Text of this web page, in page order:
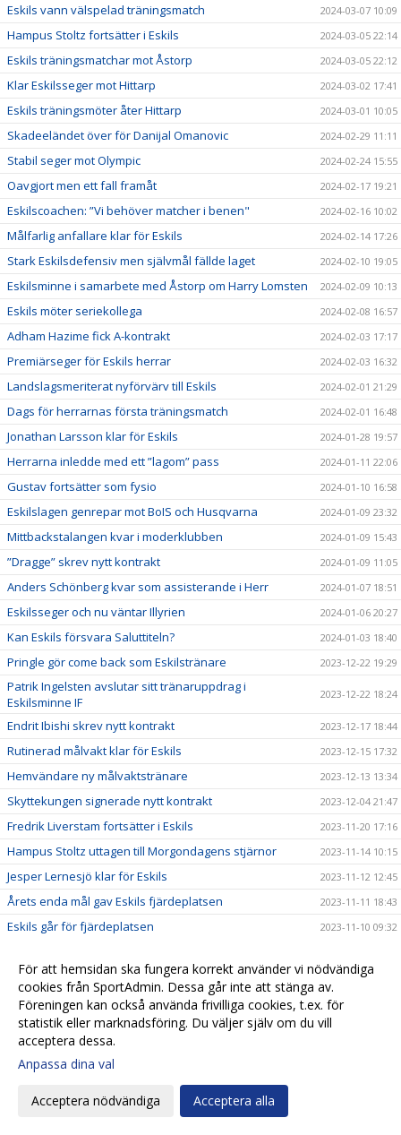
Eskils vann välspelad träningsmatch 2024-03-07 10:09
Hampus Stoltz fortsätter i Eskils 2024-03-05 22:14
Eskils träningsmatchar mot Åstorp 2024-03-05 22:12
Klar Eskilsseger mot Hittarp 2024-03-02 17:41
Eskils träningsmöter åter Hittarp 2024-03-01 10:05
Skadeeländet över för Danijal Omanovic 2024-02-29 11:11
Stabil seger mot Olympic 2024-02-24 15:55
Oavgjort men ett fall framåt 2024-02-17 19:21
Eskilscoachen: ”Vi behöver matcher i benen" 2024-02-16 10:02
Målfarlig anfallare klar för Eskils 2024-02-14 17:26
Stark Eskilsdefensiv men självmål fällde laget 2024-02-10 19:05
Eskilsminne i samarbete med Åstorp om Harry Lomsten 2024-02-09 10:13
Eskils möter seriekollega 2024-02-08 16:57
Adham Hazime fick A-kontrakt 2024-02-03 17:17
Premiärseger för Eskils herrar 2024-02-03 16:32
Landslagsmeriterat nyförvärv till Eskils 2024-02-01 21:29
Dags för herrarnas första träningsmatch 2024-02-01 16:48
Jonathan Larsson klar för Eskils 2024-01-28 19:57
Herrarna inledde med ett ”lagom” pass 2024-01-11 22:06
Gustav fortsätter som fysio 2024-01-10 16:58
Eskilslagen genrepar mot BoIS och Husqvarna 2024-01-09 23:32
Mittbackstalangen kvar i moderklubben 2024-01-09 15:43
”Dragge” skrev nytt kontrakt 2024-01-09 11:05
Anders Schönberg kvar som assisterande i Herr 2024-01-07 18:51
Eskilsseger och nu väntar Illyrien 2024-01-06 20:27
Kan Eskils försvara Saluttiteln? 2024-01-03 18:40
Pringle gör come back som Eskilstränare 2023-12-22 19:29
Patrik Ingelsten avslutar sitt tränaruppdrag i
Eskilsminne IF
2023-12-22 18:24
Endrit Ibishi skrev nytt kontrakt 2023-12-17 18:44
Rutinerad målvakt klar för Eskils 2023-12-15 17:32
Hemvändare ny målvaktstränare 2023-12-13 13:34
Skyttekungen signerade nytt kontrakt 2023-12-04 21:47
Fredrik Liverstam fortsätter i Eskils 2023-11-20 17:16
Hampus Stoltz uttagen till Morgondagens stjärnor 2023-11-14 10:15
Jesper Lernesjö klar för Eskils 2023-11-12 12:45
Årets enda mål gav Eskils fjärdeplatsen 2023-11-11 18:43
Eskils går för fjärdeplatsen 2023-11-10 09:32
FC Trollhättan - Eskilsminne IF 2023-11-07 14:31
Revanschsugen ”Lunde” skrev på nytt kontrakt 2023-11-06 20:29
Johan Albin uttagen till Morgondagens stjärnor 2023-11-06 17:54
Seger mot Lunds BK i sista hemmamatchen
Reinholdsson tillbaka i skadedrabbat Eskils
Imponerande säsong av ”Bobbe"
För att hemsidan ska fungera korrekt använder vi nödvändiga
cookies från SportAdmin. Dessa går inte att stänga av.
Föreningen kan också använda frivilliga cookies, t.ex. för
statistik eller marknadsföring. Du väljer själv om du vill
acceptera dessa.
Anpassa dina val
Acceptera nödvändiga Acceptera alla